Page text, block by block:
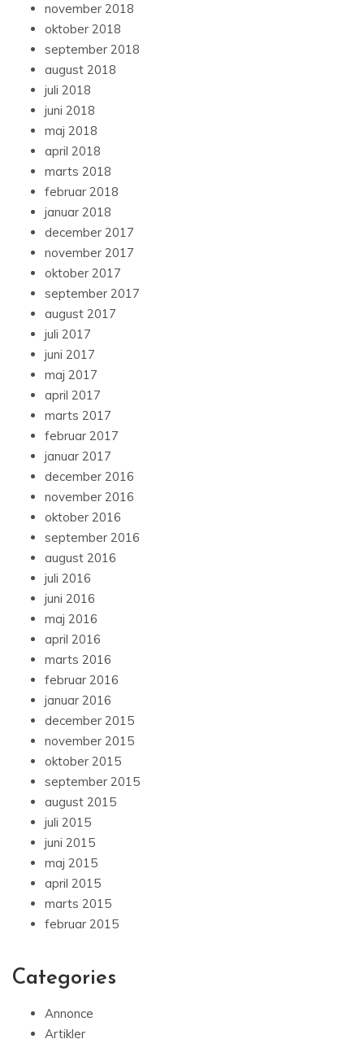
november 2018
oktober 2018
september 2018
august 2018
juli 2018
juni 2018
maj 2018
april 2018
marts 2018
februar 2018
januar 2018
december 2017
november 2017
oktober 2017
september 2017
august 2017
juli 2017
juni 2017
maj 2017
april 2017
marts 2017
februar 2017
januar 2017
december 2016
november 2016
oktober 2016
september 2016
august 2016
juli 2016
juni 2016
maj 2016
april 2016
marts 2016
februar 2016
januar 2016
december 2015
november 2015
oktober 2015
september 2015
august 2015
juli 2015
juni 2015
maj 2015
april 2015
marts 2015
februar 2015
Categories
Annonce
Artikler